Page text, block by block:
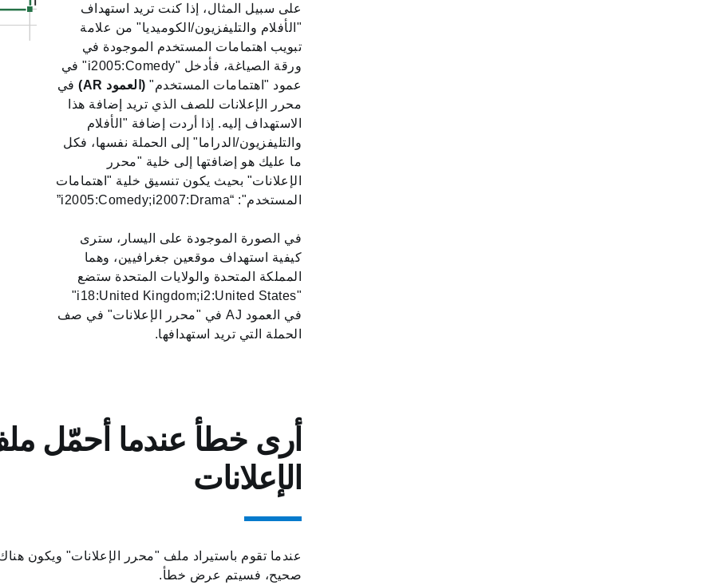
على سبيل المثال، إذا كنت تريد استهداف
"الأفلام والتليفزيون/الكوميديا" من علامة
تبويب اهتمامات المستخدم الموجودة في
ورقة الصياغة، فأدخل "i2005:Comedy" في
عمود "اهتمامات المستخدم" (العمود AR)
في
محرر الإعلانات للصف الذي تريد إضافة هذا
الاستهداف إليه. إذا أردت إضافة "الأفلام
والتليفزيون/الدراما" إلى الحملة نفسها، فكل
ما عليك هو إضافتها إلى خلية "محرر
الإعلانات" بحيث يكون تنسيق خلية "اهتمامات
المستخدم": “i2005:Comedy;i2007:Drama”
‏‫في الصورة الموجودة على اليسار، سترى
كيفية استهداف موقعين جغرافيين، وهما
المملكة المتحدة والولايات المتحدة ستضع
"i18:United Kingdom;i2:United States"
في العمود AJ في "محرر الإعلانات" في صف
الحملة التي تريد استهدافها.
أرى خطأ عندما أحمّل
الإعلانات
عندما تقوم باستيراد ملف "محرر الإعلانات" ويكون
صحيح، فسيتم عرض خطأ.